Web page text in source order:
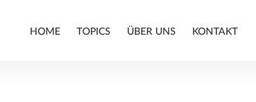
HOME TOPICS ÜBER UNS KONTAKT